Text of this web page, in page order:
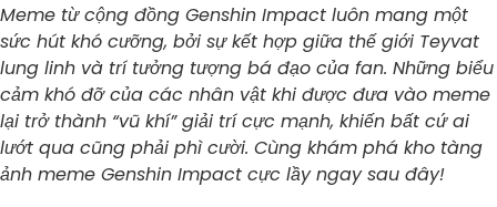
Meme từ cộng đồng Genshin Impact luôn mang một
sức hút khó cưỡng, bởi sự kết hợp giữa thế giới Teyvat
lung linh và trí tưởng tượng bá đạo của fan. Những biểu
cảm khó đỡ của các nhân vật khi được đưa vào meme
lại trở thành “vũ khí” giải trí cực mạnh, khiến bất cứ ai
lướt qua cũng phải phì cười. Cùng khám phá kho tàng
ảnh meme Genshin Impact cực lầy ngay sau đây!